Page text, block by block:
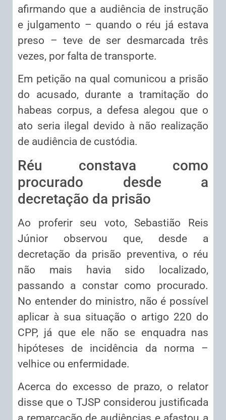
afirmando que a audiência de instrução
e julgamento – quando o réu já estava
preso – teve de ser desmarcada três
vezes, por falta de transporte.
Em petição na qual comunicou a prisão
do acusado, durante a tramitação do
habeas corpus, a defesa alegou que o
ato seria ilegal devido à não realização
de audiência de custódia.
Réu constava como
procurado desde a
decretação da prisão
Ao proferir seu voto, Sebastião Reis
Júnior observou que, desde a
decretação da prisão preventiva, o réu
não mais havia sido localizado,
passando a constar como procurado.
No entender do ministro, não é possível
aplicar à sua situação o artigo 220 do
CPP, já que ele não se enquadra nas
hipóteses de incidência da norma –
velhice ou enfermidade.
Acerca do excesso de prazo, o relator
disse que o TJSP considerou justificada